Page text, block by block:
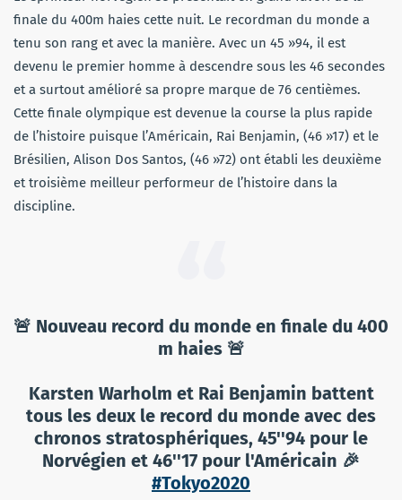
finale du 400m haies cette nuit. Le recordman du monde a
tenu son rang et avec la manière. Avec un 45 »94, il est
devenu le premier homme à descendre sous les 46 secondes
et a surtout amélioré sa propre marque de 76 centièmes.
Cette finale olympique est devenue la course la plus rapide
de l’histoire puisque l’Américain, Rai Benjamin, (46 »17) et le
Brésilien, Alison Dos Santos, (46 »72) ont établi les deuxième
et troisième meilleur performeur de l’histoire dans la
discipline.
🚨 Nouveau record du monde en finale du 400
m haies 🚨
Karsten Warholm et Rai Benjamin battent
tous les deux le record du monde avec des
chronos stratosphériques, 45''94 pour le
Norvégien et 46''17 pour l'Américain 🎉
#Tokyo2020